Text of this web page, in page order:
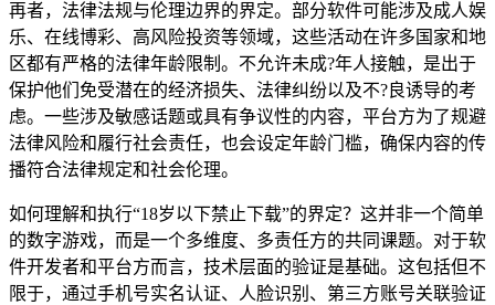
再者，法律法规与伦理边界的界定。部分软件可能涉及成人娱
乐、在线博彩、高风险投资等领域，这些活动在许多国家和地
区都有严格的法律年龄限制。不允许未成?年人接触，是出于
保护他们免受潜在的经济损失、法律纠纷以及不?良诱导的考
虑。一些涉及敏感话题或具有争议性的内容，平台方为了规避
法律风险和履行社会责任，也会设定年龄门槛，确保内容的传
播符合法律规定和社会伦理。
如何理解和执行“18岁以下禁止下载”的界定？这并非一个简单
的数字游戏，而是一个多维度、多责任方的共同课题。对于软
件开发者和平台方而言，技术层面的验证是基础。这包括但不
限于，通过手机号实名认证、人脸识别、第三方账号关联验证